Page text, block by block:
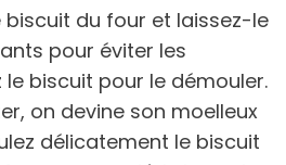
biscuit du four et laissez-le
pour éviter les
le biscuit pour le démouler.
on devine son moelleux
délicatement le biscuit